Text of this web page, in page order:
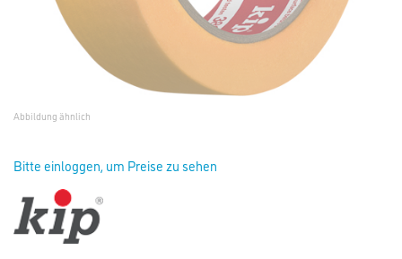
Abbildung ähnlich
Bitte einloggen, um Preise zu sehen